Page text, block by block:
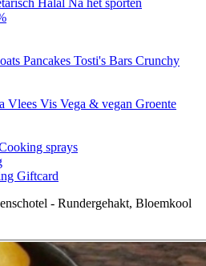
Halal Na het sporten
Pancakes Tosti's Bars Crunchy
Vlees Vis Vega & vegan Groente
sprays
Giftcard
- Rundergehakt, Bloemkool